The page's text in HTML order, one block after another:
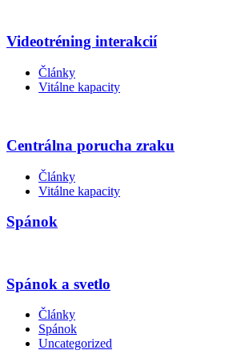
Videotréning interakcií
Články
Vitálne kapacity
Centrálna porucha zraku
Články
Vitálne kapacity
Spánok
Spánok a svetlo
Články
Spánok
Uncategorized